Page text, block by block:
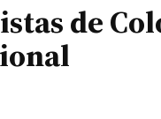
de